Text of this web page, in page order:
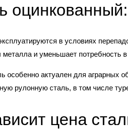
в условиях
и уменьшает потребность
особенно актуален для аграрных
рулонную сталь, в том числе
цена